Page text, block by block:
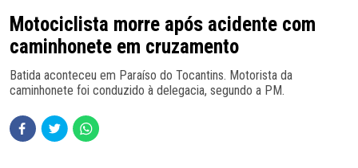
Motociclista morre após acidente com
caminhonete em cruzamento
Batida aconteceu em Paraíso do Tocantins. Motorista da
caminhonete foi conduzido à delegacia, segundo a PM.